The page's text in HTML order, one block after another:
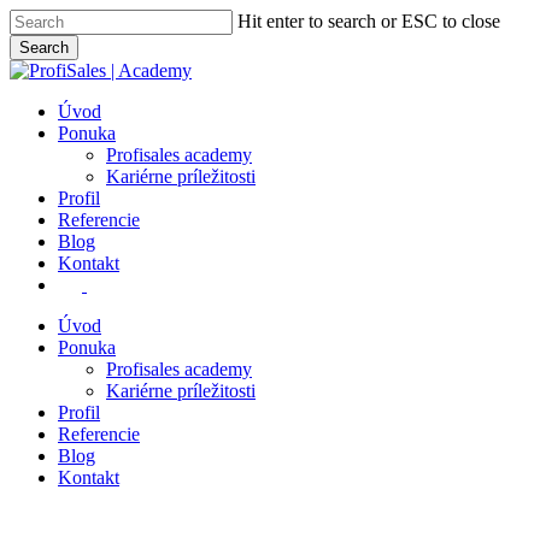
Skip
to
main
content
Hit enter to search or ESC to close
Search
Close
Menu
Úvod
Ponuka
Profisales academy
Kariérne príležitosti
Profil
Referencie
Blog
Kontakt
Úvod
Ponuka
Profisales academy
Kariérne príležitosti
Profil
Referencie
Blog
Kontakt